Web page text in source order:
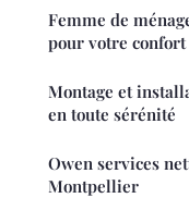
Femme de
pour votre confort
Montage et
en toute sérénité
Owen services
Montpellier